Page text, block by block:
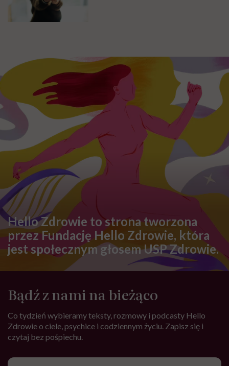
Hello Zdrowie to strona tworzona
przez Fundację Hello Zdrowie, która
jest społecznym głosem USP Zdrowie.
Bądź z nami na bieżąco
Co tydzień wybieramy teksty, rozmowy i podcasty Hello
Zdrowie o ciele, psychice i codziennym życiu. Zapisz się i
czytaj bez pośpiechu.
Adres